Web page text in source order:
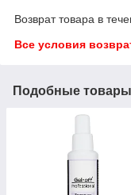
Возврат товара в
Все условия
Подобные